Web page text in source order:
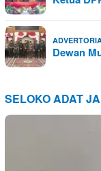
Dewan
SELOKO ADAT